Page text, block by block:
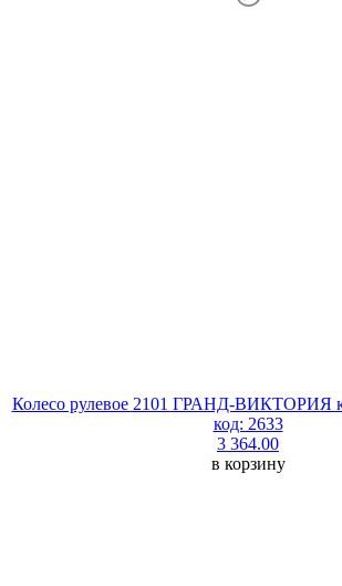
Колесо рулевое 2101 ГРАНД-ВИКТОРИЯ
код: 2633
3 364.00
в корзину